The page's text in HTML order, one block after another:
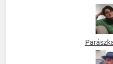
Dr. Papp-